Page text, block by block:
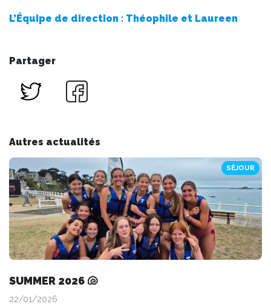
L’Équipe de direction : Théophile et Laureen
Partager
Autres actualités
SÉJOUR
SUMMER 2026 🐚
22/01/2026